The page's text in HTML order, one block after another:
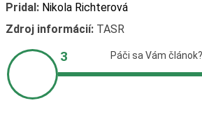
Pridal: Nikola Richterová
Zdroj informácií:TASR